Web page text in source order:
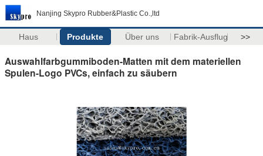
Nanjing Skypro Rubber&Plastic Co.,ltd
Haus Produkte Über uns Fabrik-Ausflug >>
Auswahlfarbgummiboden-Matten mit dem materiellen
Spulen-Logo PVCs, einfach zu säubern